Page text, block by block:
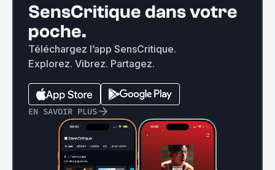
SensCritique dans votre
poche.
Téléchargez l’app SensCritique.
Explorez. Vibrez. Partagez.
EN SAVOIR PLUS